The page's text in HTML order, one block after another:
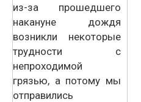
из-за прошедшего
накануне дождя
возникли некоторые
трудности с
непроходимой
грязью, а потому мы
отправились